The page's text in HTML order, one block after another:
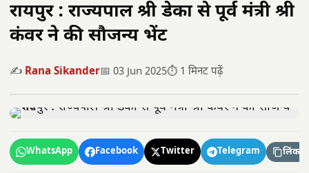
रायपुर : राज्यपाल श्री डेका से पूर्व मंत्री श्री
कंवर ने की सौजन्य भेंट
✍️ Rana Sikander📅 03 Jun 2025⏱️ 1 मिनट पढ़ें
WhatsApp Facebook Twitter Telegram लिंक